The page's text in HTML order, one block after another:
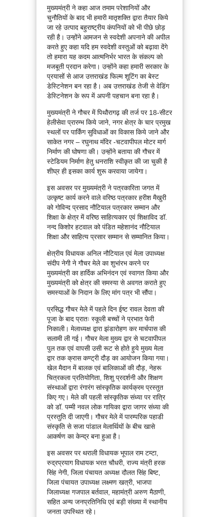
मुख्यमंत्री ने कहा आज तमाम परेशानियों और
चुनौतियों के बाद भी हमारी मातृशक्ति द्वारा तैयार किये
जा रहे उत्पाद बहुराष्ट्रीय कंपनियों को भी पीछे छोड़
रही है। उन्होंने आमजन से स्वदेशी अपनाने की अपील
करते हुए कहा यदि हम स्वदेशी वस्तुओं को बढ़ावा देंगे
तो हमारा यह कदम आत्मनिर्भर भारत के संकल्प को
मजबूती प्रदान करेगा। उन्होंने कहा हमारी सरकार के
प्रयासों से आज उत्तराखंड फिल्म शूटिंग का बेस्ट
डेस्टिनेशन बन रहा है। अब उत्तराखंड तेजी से वेडिंग
डेस्टिनेशन के रूप में अपनी पहचान बना रहा है।
मुख्यमंत्री ने गौचर में पिथौरागढ़ की तर्ज पर 18-सीटर
हेलीसेवा प्रारम्भ किये जाने, नगर क्षेत्र के चार प्रमुख
स्थलों पर पार्किंग सुविधाओं का विकास किये जाने और
साकेत नगर – रघुनाथ मंदिर -चटवापीपल मोटर मार्ग
निर्माण की घोषणा की। उन्होंने बताया की गौचर में
स्टेडियम निर्माण हेतु धनराशि स्वीकृत की जा चुकी है
शीघ्र ही इसका कार्य शुरू करवाया जायेगा।
इस अवसर पर मुख्यमंत्री ने पत्रकारिता जगत में
उत्कृष्ट कार्य करने वाले वरिष्ठ पत्रकार हरीश मैखुरी
को गोविन्द प्रसाद नौटियाल पत्रकार सम्मान और
शिक्षा के क्षेत्र में वरिष्ठ साहित्यकार एवं शिक्षाविद डॉ.
नन्द किशोर हटवाल को पंडित महेशानंद नौटियाल
शिक्षा और साहित्य प्रसार सम्मान से सम्मानित किया।
क्षेत्रीय विधायक अनिल नौटियाल एवं मेला उपाध्यक्ष
संदीप नेगी ने गौचर मेले का शुभांरभ करने पर
मुख्यमंत्री का हार्दिक अभिनंदन एवं स्वागत किया और
मुख्यमंत्री को क्षेत्र की समस्या से अवगत कराते हुए
समस्याओं के निदान के लिए मांग पत्र भी सौंपा।
प्रसिद्ध गौचर मेले में पहले दिन ईष्ट रावल देवता की
पूजा के बाद प्रातः स्कूली बच्चों ने प्रभात फेरी
निकाली। मेलाध्यक्ष द्वारा झंडारोहण कर मार्चपास की
सलामी ली गई। गौचर मेला मुख्य द्वार से चटवापीपल
पुल तक एवं वापसी उसी रूट से होते हुये मुख्य मेला
द्वार तक क्रास कण्ट्री दौड़ का आयोजन किया गया।
खेल मैदान में बालक एवं बालिकाओं की दौड़, नेहरू
चित्रकला प्रतियोगिता, शिशु प्रदर्शनी और शिक्षण
संस्थाओं द्वारा रंगारंग सांस्कृतिक कार्यक्रम प्रस्तुत
किए गए। मेले की पहली सांस्कृतिक संध्या पर रात्रि
को डॉ. पम्मी नवल लोक गायिका द्वारा जागर संध्या की
प्रस्तुति दी जाएगी। गौचर मेले में पारम्परिक पहाडी
संस्कृति से सजा पांडाल मेलार्थियों के बीच खासे
आकर्षण का केन्द्र बना हुआ है।
इस अवसर पर थराली विधायक भूपाल राम टम्टा,
रुद्रप्रयाग विधायक भरत चौधरी, राज्य मंत्री हरक
सिंह नेगी, जिला पंचायत अध्यक्ष दौलत सिंह बिष्ट,
जिला पंचायत उपाध्यक्ष लक्ष्मण खत्री, भाजपा
जिलाध्यक्ष गजपाल बर्तवाल, महामंत्री अरुण मैठाणी,
सहित अन्य जनप्रतिनिधि एवं बड़ी संख्या में स्थानीय
जनता उपस्थित रहे।